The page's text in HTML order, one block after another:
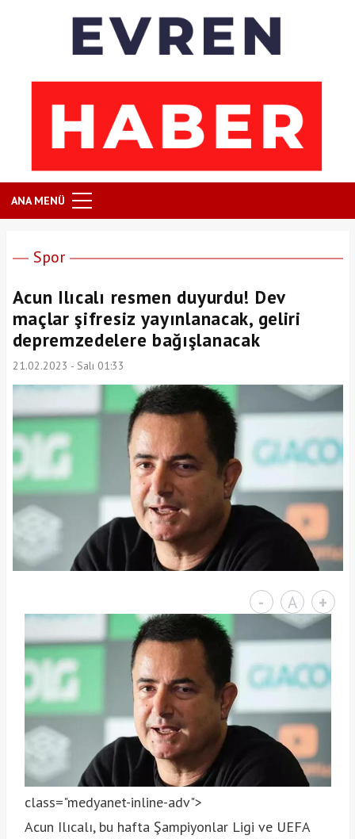
ANA MENÜ
Spor
Acun Ilıcalı resmen duyurdu! Dev
maçlar şifresiz yayınlanacak, geliri
depremzedelere bağışlanacak
21.02.2023 - Salı 01:33
- A +
class="medyanet-inline-adv">
Acun Ilıcalı, bu hafta Şampiyonlar Ligi ve UEFA